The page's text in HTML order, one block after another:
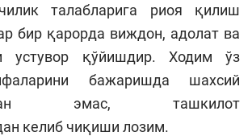
талабларига риоя қилиш
бир қарорда виждон, адолат ва
устувор қўйишдир. Ходим ўз
бажаришда шахсий
эмас, ташкилот
келиб чиқиши лозим.